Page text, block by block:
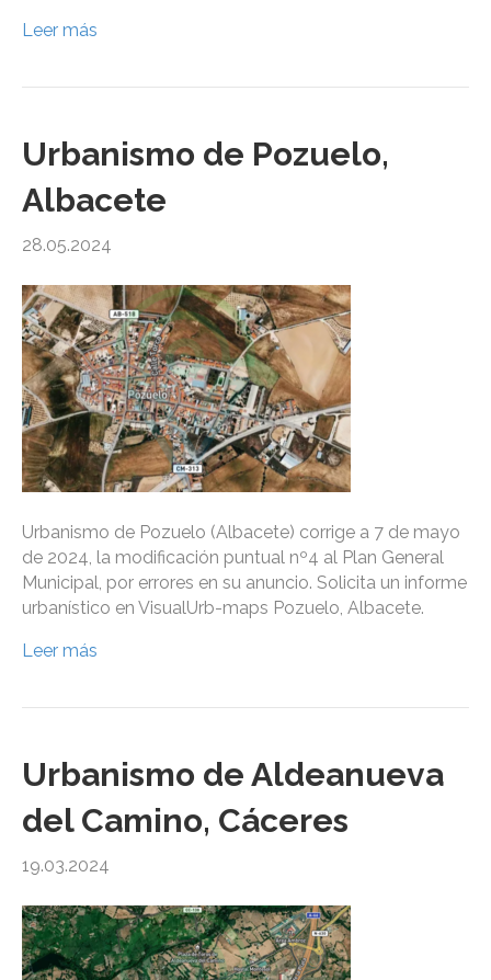
Leer más
Urbanismo de Pozuelo,
Albacete
28.05.2024
Urbanismo de Pozuelo (Albacete) corrige a 7 de mayo
de 2024, la modificación puntual nº4 al Plan General
Municipal, por errores en su anuncio. Solicita un informe
urbanístico en VisualUrb-maps Pozuelo, Albacete.
Leer más
Urbanismo de Aldeanueva
del Camino, Cáceres
19.03.2024